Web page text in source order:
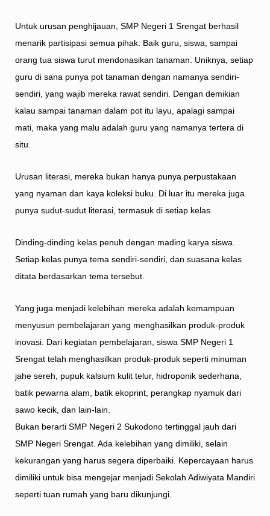
Untuk urusan penghijauan, SMP Negeri 1 Srengat berhasil
menarik partisipasi semua pihak. Baik guru, siswa, sampai
orang tua siswa turut mendonasikan tanaman. Uniknya, setiap
guru di sana punya pot tanaman dengan namanya sendiri-
sendiri, yang wajib mereka rawat sendiri. Dengan demikian
kalau sampai tanaman dalam pot itu layu, apalagi sampai
mati, maka yang malu adalah guru yang namanya tertera di
situ.
Urusan literasi, mereka bukan hanya punya perpustakaan
yang nyaman dan kaya koleksi buku. Di luar itu mereka juga
punya sudut-sudut literasi, termasuk di setiap kelas.
Dinding-dinding kelas penuh dengan mading karya siswa.
Setiap kelas punya tema sendiri-sendiri, dan suasana kelas
ditata berdasarkan tema tersebut.
Yang juga menjadi kelebihan mereka adalah kemampuan
menyusun pembelajaran yang menghasilkan produk-produk
inovasi. Dari kegiatan pembelajaran, siswa SMP Negeri 1
Srengat telah menghasilkan produk-produk seperti minuman
jahe sereh, pupuk kalsium kulit telur, hidroponik sederhana,
batik pewarna alam, batik ekoprint, perangkap nyamuk dari
sawo kecik, dan lain-lain.
Bukan berarti SMP Negeri 2 Sukodono tertinggal jauh dari
SMP Negeri Srengat. Ada kelebihan yang dimiliki, selain
kekurangan yang harus segera diperbaiki. Kepercayaan harus
dimiliki untuk bisa mengejar menjadi Sekolah Adiwiyata Mandiri
seperti tuan rumah yang baru dikunjungi.